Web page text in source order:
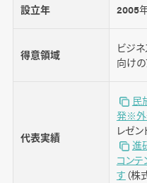
設立年 2005
得意領域
ビジ
向け
代表実績
民
発※外
レゼン
進
コン
す （